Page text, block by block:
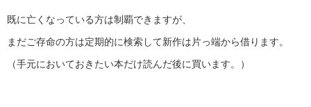
既に亡くなっている方は制覇できますが、
まだご存命の方は定期的に検索して新作は片っ端から借ります。
（手元においておきたい本だけ読んだ後に買います。）